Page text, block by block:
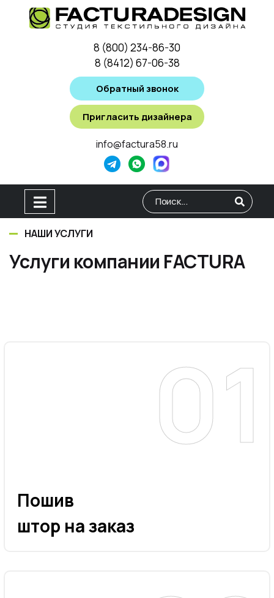
8 (800) 234-86-30
8 (8412) 67-06-38
Обратный звонок
Пригласить дизайнера
info@factura58.ru
Type 2 or more characters
НАШИ УСЛУГИ
Услуги компании FACTURA
Пошив
штор на заказ